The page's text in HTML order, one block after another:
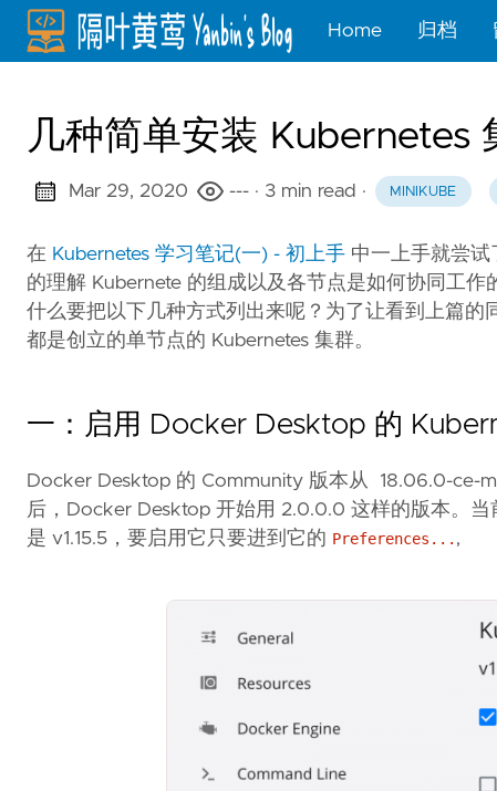
Home 归档
几种简单安装 Kubernetes
Mar 29, 2020 --- · 3 min read · MINIKUBE
在 Kubernetes 学习笔记(一) - 初上手 中一上手就尝试
的理解 Kubernete 的组成以及各节点是如何协同工
什么要把以下几种方式列出来呢？为了让看到上篇
都是创立的单节点的 Kubernetes 集群。
一：启用 Docker Desktop 的
Docker Desktop 的 Community 版本从 18.06.0-ce-
后，Docker Desktop 开始用 2.0.0.0 这样的版本。
是 v1.15.5，要启用它只要进到它的 Preferences... ,